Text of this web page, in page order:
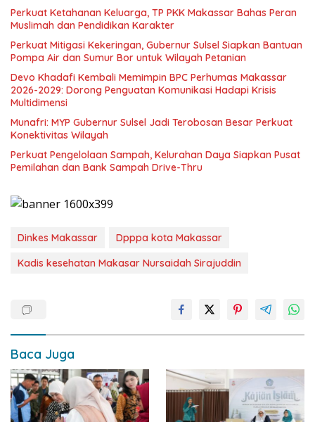
Perkuat Ketahanan Keluarga, TP PKK Makassar Bahas Peran
Muslimah dan Pendidikan Karakter
Perkuat Mitigasi Kekeringan, Gubernur Sulsel Siapkan Bantuan
Pompa Air dan Sumur Bor untuk Wilayah Petanian
Devo Khadafi Kembali Memimpin BPC Perhumas Makassar
2026-2029: Dorong Penguatan Komunikasi Hadapi Krisis
Multidimensi
Munafri: MYP Gubernur Sulsel Jadi Terobosan Besar Perkuat
Konektivitas Wilayah
Perkuat Pengelolaan Sampah, Kelurahan Daya Siapkan Pusat
Pemilahan dan Bank Sampah Drive-Thru
Dinkes Makassar
Dpppa kota Makassar
Kadis kesehatan Makasar Nursaidah Sirajuddin
Baca Juga